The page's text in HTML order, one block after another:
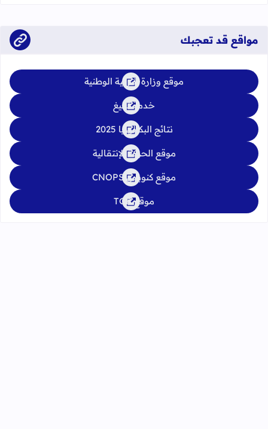
مواقع قد تعجبك
موقع وزارة التربية الوطنية
خدمة تبليغ
نتائج البكالوريا 2025
موقع الحركة الإنتقالية
موقع كنوبس CNOPS
موقع TGR